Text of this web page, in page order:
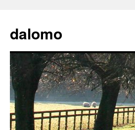
テ
ン
ス
キ
ッ
プ
dalomo